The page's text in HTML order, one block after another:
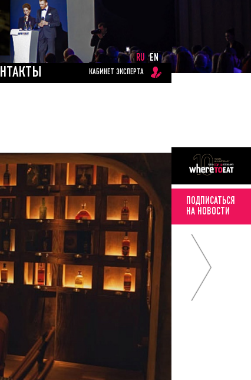
RU EN
КАБИНЕТ ЭКСПЕРТА
ПОДПИСАТЬСЯ
НА НОВОСТИ